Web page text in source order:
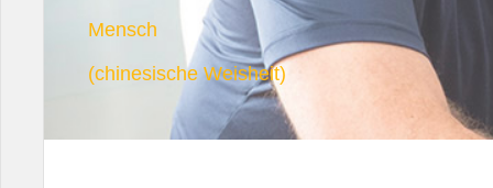
Mensch
(chinesische Weisheit)